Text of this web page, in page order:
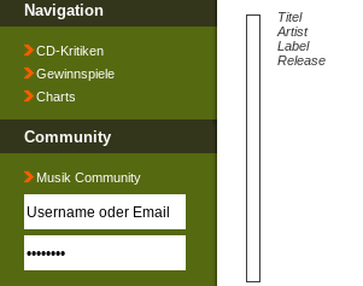
Navigation
CD-Kritiken
Gewinnspiele
Charts
Community
Musik Community
Titel
Artist
Label
Release